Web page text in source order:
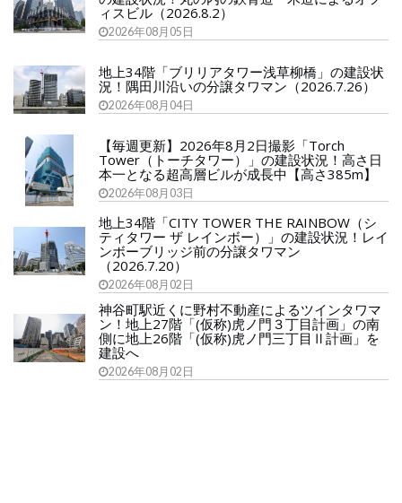
ィスビル（2026.8.2）
2026年08月05日
地上34階「ブリリアタワー浅草柳橋」の建設状
況！隅田川沿いの分譲タワマン（2026.7.26）
2026年08月04日
【毎週更新】2026年8月2日撮影「Torch
Tower（トーチタワー）」の建設状況！高さ日
本一となる超高層ビルが成長中【高さ385m】
2026年08月03日
地上34階「CITY TOWER THE RAINBOW（シ
ティタワー ザ レインボー）」の建設状況！レイ
ンボーブリッジ前の分譲タワマン
（2026.7.20）
2026年08月02日
神谷町駅近くに野村不動産によるツインタワマ
ン！地上27階「(仮称)虎ノ門３丁目計画」の南
側に地上26階「(仮称)虎ノ門三丁目Ⅱ計画」を
建設へ
2026年08月02日